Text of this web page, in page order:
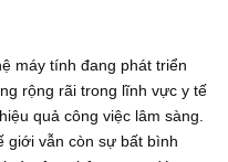
máy tính đang phát triển
rộng rãi trong lĩnh vực y tế
quả công việc lâm sàng.
giới vẫn còn sự bất bình